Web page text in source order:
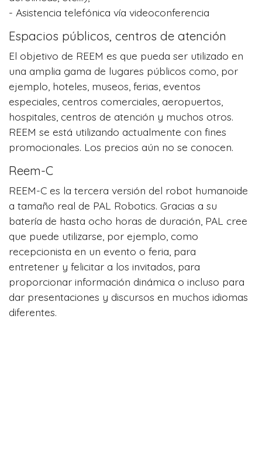
- Asistencia telefónica vía videoconferencia
Espacios públicos, centros de atención
El objetivo de REEM es que pueda ser utilizado en
una amplia gama de lugares públicos como, por
ejemplo, hoteles, museos, ferias, eventos
especiales, centros comerciales, aeropuertos,
hospitales, centros de atención y muchos otros.
REEM se está utilizando actualmente con fines
promocionales. Los precios aún no se conocen.
Reem-C
REEM-C es la tercera versión del robot humanoide
a tamaño real de PAL Robotics. Gracias a su
batería de hasta ocho horas de duración, PAL cree
que puede utilizarse, por ejemplo, como
recepcionista en un evento o feria, para
entretener y felicitar a los invitados, para
proporcionar información dinámica o incluso para
dar presentaciones y discursos en muchos idiomas
diferentes.